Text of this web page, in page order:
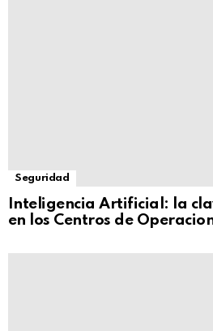
Seguridad
Inteligencia Artificial: la
en los Centros de